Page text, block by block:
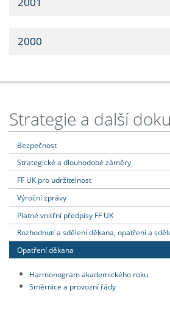
2000
Strategie a další
Bezpečnost
Strategické a dlouhodobé záměry
FF UK pro udržitelnost
Výroční zprávy
Platné vnitřní předpisy FF UK
Rozhodnutí a sdělení děkana, opatření a
Opatření děkana
Harmonogram akademického roku
Směrnice a provozní řády